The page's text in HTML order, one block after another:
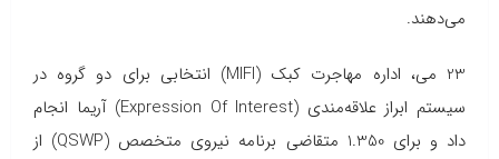
می‌دهند.
23 می، اداره مهاجرت کبک (MIFI) انتخابی برای دو گروه در
سیستم ابراز علاقه‌مندی (Expression Of Interest) آریما انجام
داد و برای 1.350 متقاضی برنامه نیروی متخصص (QSWP) از